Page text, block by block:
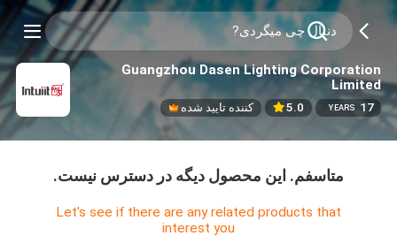
Guangzhou Dasen Lighting Corporation
Limited
17
YEARS
5.0 کننده تایید شده
متاسفم. اين محصول ديگه در دسترس نيست.
Let's see if there are any related products that
interest you